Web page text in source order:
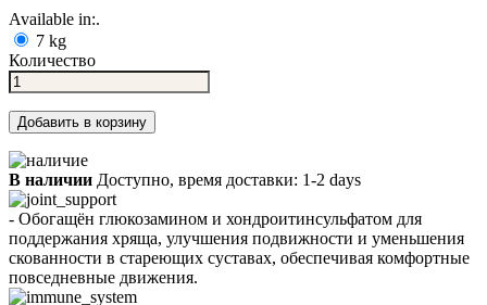
Available in:.
7 kg
Количество
Добавить в корзину
В наличии Доступно, время доставки: 1-2 days
- Обогащён глюкозамином и хондроитинсульфатом для
поддержания хряща, улучшения подвижности и уменьшения
скованности в стареющих суставах, обеспечивая комфортные
повседневные движения.